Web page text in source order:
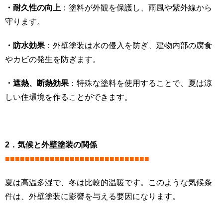
・耐久性の向上 ：塗料が外観を保護し、雨風や紫外線から
守ります。
・防水効果 ：外壁塗装は水の侵入を防ぎ、建物内部の腐食
やカビの発生を防ぎます。
・遮熱、断熱効果 ：特殊な塗料を使用することで、夏は涼
しい住環境を作ることができます。
2．気候と外壁塗装の関係
■■■■■■■■■■■■■■■■■■■■■■■■■■■■■
夏は高温多湿で、冬は比較的温暖です。このような気候条
件は、外壁塗装に影響を与える要因になります。